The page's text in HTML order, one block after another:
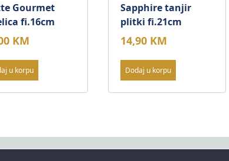
Gourmet
fi.16cm
KM
u korpu
Sapphire tanjir
plitki fi.21cm
14,90 KM
Dodaj u korpu